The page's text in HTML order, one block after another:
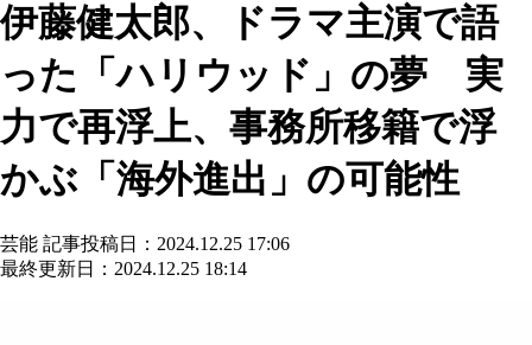
伊藤健太郎、ドラマ主演で語
った「ハリウッド」の夢 実
力で再浮上、事務所移籍で浮
かぶ「海外進出」の可能性
芸能 記事投稿日：2024.12.25 17:06
最終更新日：2024.12.25 18:14